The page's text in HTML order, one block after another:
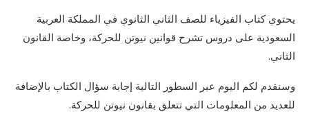
يحتوي كتاب الفيزياء للصف الثاني الثانوي في المملكة العربية
السعودية على دروس تشرح قوانين نيوتن للحركة، وخاصة القانون
الثاني.
وسنقدم لكم اليوم عبر السطور التالية إجابة سؤال الكتاب بالإضافة
للعديد من المعلومات التي تتعلق بقانون نيوتن للحركة.